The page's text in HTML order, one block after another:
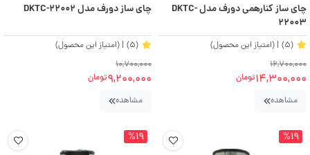
چای ساز کنارهمی دورف مدل DKTC-
22003
(5)
| (امتیاز این محصول)
16,700,000
14,300,000تومان
مشاهده
چای ساز دورف مدل DKTC-22002
(5)
| (امتیاز این محصول)
10,700,000
9,200,000تومان
مشاهده
%19
%19